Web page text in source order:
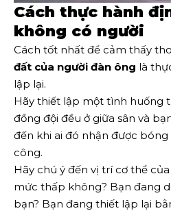
Cách thực hành
không có người
Cách tốt nhất để cảm thấy
đất của người đàn ông là
lập lại.
Hãy thiết lập một tình huống
đồng đội đều ở giữa sân và
đến khi ai đó nhận được
công.
Hãy chú ý đến vị trí cơ thể
mức thấp không? Bạn đang
bạn? Bạn đang thiết lập lại